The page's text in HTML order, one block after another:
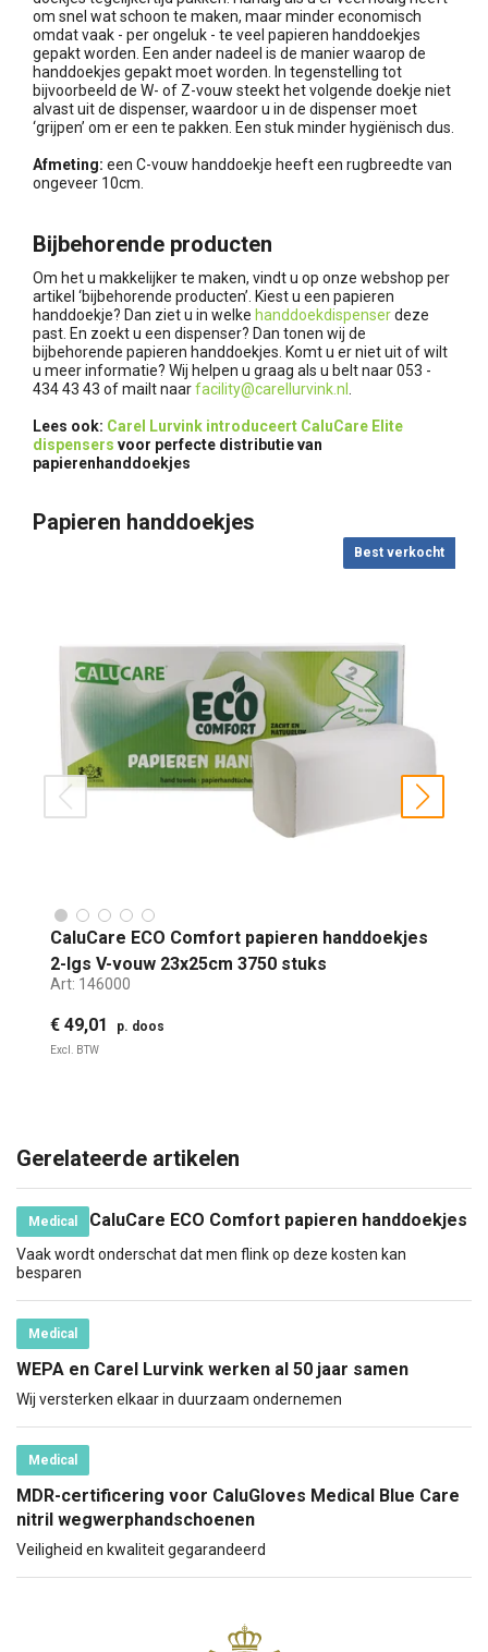
om snel wat schoon te maken, maar minder economisch
omdat vaak - per ongeluk - te veel papieren handdoekjes
gepakt worden. Een ander nadeel is de manier waarop de
handdoekjes gepakt moet worden. In tegenstelling tot
bijvoorbeeld de W- of Z-vouw steekt het volgende doekje niet
alvast uit de dispenser, waardoor u in de dispenser moet
‘grijpen’ om er een te pakken. Een stuk minder hygiënisch dus.
Afmeting: een C-vouw handdoekje heeft een rugbreedte van
ongeveer 10cm.
Bijbehorende producten
Om het u makkelijker te maken, vindt u op onze webshop per
artikel ‘bijbehorende producten’. Kiest u een papieren
handdoekje? Dan ziet u in welke handdoekdispenserdeze
past. En zoekt u een dispenser? Dan tonen wij de
bijbehorende papieren handdoekjes. Komt u er niet uit of wilt
u meer informatie? Wij helpen u graag als u belt naar 053 -
434 43 43 of mailt naarfacility@carellurvink.nl .
Lees ook:​ Carel Lurvink introduceert CaluCare Elite
dispensers voor perfecte distributie van
papierenhanddoekjes
Papieren handdoekjes
Best verkocht
CaluCare ECO Comfort papieren handdoekjes
2-lgs V-vouw 23x25cm 3750 stuks
Art: 146000
€ 49,01 p. doos
Excl. BTW
prev next
Gerelateerde artikelen
Medical CaluCare ECO Comfort papieren handdoekjes
Vaak wordt onderschat dat men flink op deze kosten kan
besparen
Medical
WEPA en Carel Lurvink werken al 50 jaar samen
Wij versterken elkaar in duurzaam ondernemen
Medical
MDR-certificering voor CaluGloves Medical Blue Care
nitril wegwerphandschoenen
Veiligheid en kwaliteit gegarandeerd